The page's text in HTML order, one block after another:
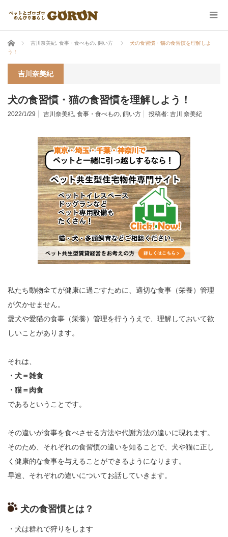
ホーム 吉川奈美紀 食事・食べもの 飼い方
犬の食習慣・猫の食習慣を理解しよ
う！
吉川奈美紀
犬の食習慣・猫の食習慣を理解しよう！
2022/1/29 吉川奈美紀, 食事・食べもの, 飼い方 投稿者: 吉川 奈美紀
私たち動物全てが健康に過ごすために、適切な食事（栄養）管理
が欠かせません。
愛犬や愛猫の食事（栄養）管理を行ううえで、理解しておいて欲
しいことがあります。
それは、
・犬＝雑食
・猫＝肉食
であるということです。
その違いが食事を食べさせる方法や代謝方法の違いに現れます。
そのため、それぞれの食習慣の違いを知ることで、犬や猫に正し
く健康的な食事を与えることができるようになります。
早速、それぞれの違いについてお話していきます。
犬の食習慣とは？
・犬は群れで狩りをします